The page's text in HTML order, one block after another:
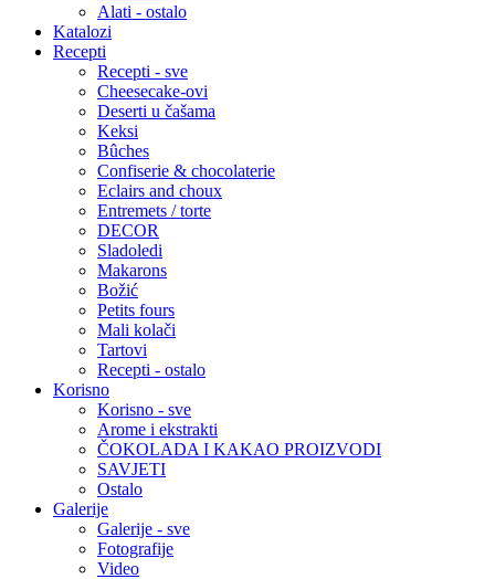
Alati - ostalo
Katalozi
Recepti
Recepti - sve
Cheesecake-ovi
Deserti u čašama
Keksi
Bûches
Confiserie & chocolaterie
Eclairs and choux
Entremets / torte
DECOR
Sladoledi
Makarons
Božić
Petits fours
Mali kolači
Tartovi
Recepti - ostalo
Korisno
Korisno - sve
Arome i ekstrakti
ČOKOLADA I KAKAO PROIZVODI
SAVJETI
Ostalo
Galerije
Galerije - sve
Fotografije
Video